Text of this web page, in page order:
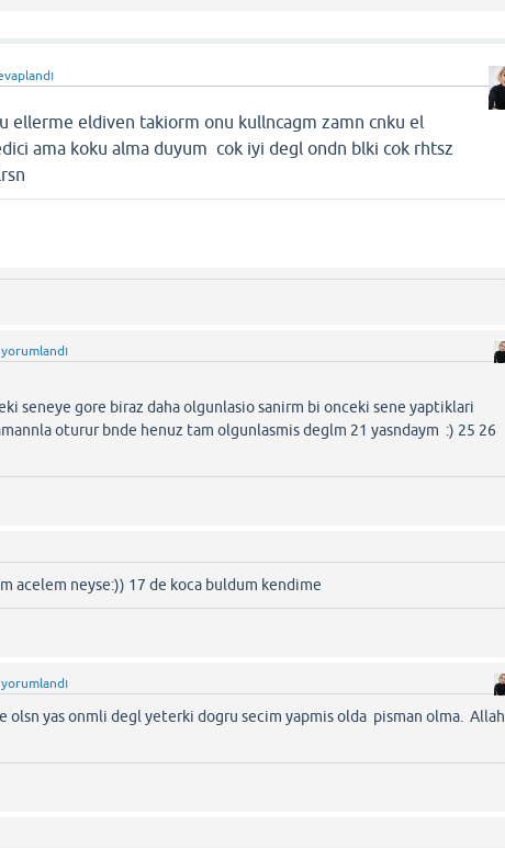
ellerme eldiven takiorm onu kullncagm zamn cnku el
ama koku alma duyum cok iyi degl ondn blki cok rhtsz
yorumlandı
seneye gore biraz daha olgunlasio sanirm bi onceki sene yaptiklari
oturur bnde henuz tam olgunlasmis deglm 21 yasndaym :) 25 26
acelem neyse:)) 17 de koca buldum kendime
yorumlandı
olsn yas onmli degl yeterki dogru secim yapmis olda pisman olma. Allah